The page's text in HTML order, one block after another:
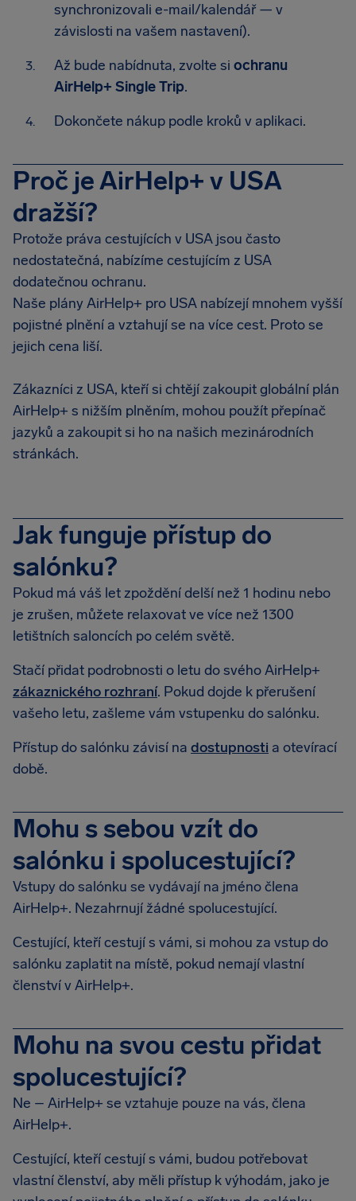
synchronizovali e-mail/kalendář — v
závislosti na vašem nastavení).
Až bude nabídnuta, zvolte si ochranu
AirHelp+ Single Trip.
Dokončete nákup podle kroků v aplikaci.
Proč je AirHelp+ v USA
dražší?
Protože práva cestujících v USA jsou často
nedostatečná, nabízíme cestujícím z USA
dodatečnou ochranu.
Naše plány AirHelp+ pro USA nabízejí mnohem vyšší
pojistné plnění a vztahují se na více cest. Proto se
jejich cena liší.
Zákazníci z USA, kteří si chtějí zakoupit globální plán
AirHelp+ s nižším plněním, mohou použít přepínač
jazyků a zakoupit si ho na našich mezinárodních
stránkách.
Jak funguje přístup do
salónku?
Pokud má váš let zpoždění delší než 1 hodinu nebo
je zrušen, můžete relaxovat ve více než 1300
letištních saloncích po celém světě.
Stačí přidat podrobnosti o letu do svého AirHelp+
zákaznického rozhraní. Pokud dojde k přerušení
vašeho letu, zašleme vám vstupenku do salónku.
Přístup do salónku závisí na dostupnosti a otevírací
době.
Mohu s sebou vzít do
salónku i spolucestující?
Vstupy do salónku se vydávají na jméno člena
AirHelp+. Nezahrnují žádné spolucestující.
Cestující, kteří cestují s vámi, si mohou za vstup do
salónku zaplatit na místě, pokud nemají vlastní
členství v AirHelp+.
Mohu na svou cestu přidat
spolucestující?
Ne – AirHelp+ se vztahuje pouze na vás, člena
AirHelp+.
Cestující, kteří cestují s vámi, budou potřebovat
vlastní členství, aby měli přístup k výhodám, jako je